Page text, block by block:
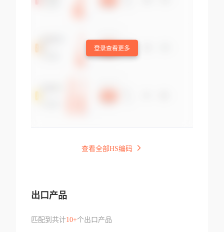
登录查看更多
查看全部HS编码
出口产品
匹配到共计10+个出口产品